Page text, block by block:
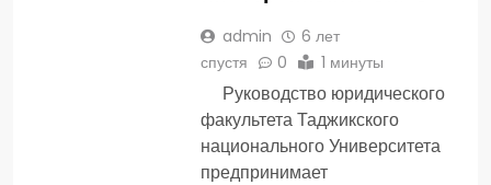
admin
6 лет
спустя
0 1 минуты
Руководство юридического
факультета Таджикского
национального Университета
предпринимает